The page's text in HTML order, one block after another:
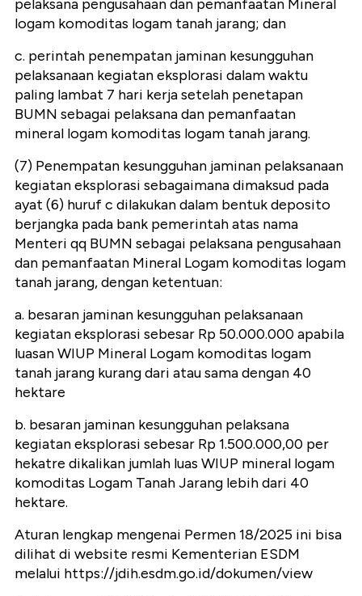
pelaksana pengusahaan dan pemanfaatan Mineral
logam komoditas logam tanah jarang; dan
c. perintah penempatan jaminan kesungguhan
pelaksanaan kegiatan eksplorasi dalam waktu
paling lambat 7 hari kerja setelah penetapan
BUMN sebagai pelaksana dan pemanfaatan
mineral logam komoditas logam tanah jarang.
(7) Penempatan kesungguhan jaminan pelaksanaan
kegiatan eksplorasi sebagaimana dimaksud pada
ayat (6) huruf c dilakukan dalam bentuk deposito
berjangka pada bank pemerintah atas nama
Menteri qq BUMN sebagai pelaksana pengusahaan
dan pemanfaatan Mineral Logam komoditas logam
tanah jarang, dengan ketentuan:
a. besaran jaminan kesungguhan pelaksanaan
kegiatan eksplorasi sebesar Rp 50.000.000 apabila
luasan WIUP Mineral Logam komoditas logam
tanah jarang kurang dari atau sama dengan 40
hektare
b. besaran jaminan kesungguhan pelaksana
kegiatan eksplorasi sebesar Rp 1.500.000,00 per
hekatre dikalikan jumlah luas WIUP mineral logam
komoditas Logam Tanah Jarang lebih dari 40
hektare.
Aturan lengkap mengenai Permen 18/2025 ini bisa
dilihat di website resmi Kementerian ESDM
melalui https://jdih.esdm.go.id/dokumen/view